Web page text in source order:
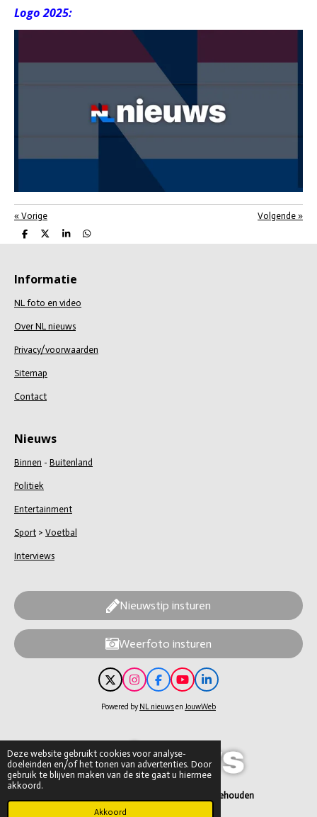
Deze website gebruikt cookies voor analyse-
doeleinden en/of het tonen van advertenties. Door
gebruik te blijven maken van de site gaat u hiermee
akkoord.
Akkoord
Logo 2025:
« Vorige Volgende »
D
e
n
D
e
S
h
e
D
e
Informatie
NL foto en video
Over NL nieuws
Privacy/voorwaarden
Sitemap
Contact
Nieuws
Binnen - Buitenland
Politiek
Entertainment
Sport > Voetbal
Interviews
Nieuwstip insturen
Weerfoto insturen
X
I
n
s
a
m
F
a
c
k
Y
o
u
L
i
n
Powered byNL nieuwsen JouwWeb
© 2026 NL nieuws – alle rechten voorbehouden